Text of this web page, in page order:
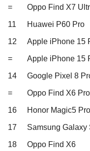
= Oppo Find X7
11 Huawei P60 Pro
12 Apple iPhone 15
= Apple iPhone 15
14 Google Pixel 8
= Oppo Find X6 Pro
16 Honor Magic5 Pro
17 Samsung Galaxy
18 Oppo Find X6